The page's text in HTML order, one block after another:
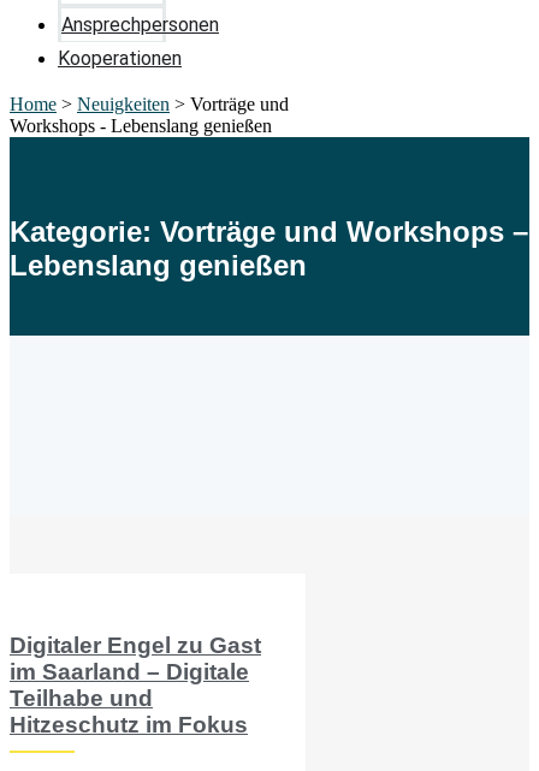
Ansprechpersonen
Kooperationen
Home > Neuigkeiten > Vorträge und
Workshops - Lebenslang genießen
Kategorie: Vorträge und Workshops –
Lebenslang genießen
Digitaler Engel zu Gast
im Saarland – Digitale
Teilhabe und
Hitzeschutz im Fokus